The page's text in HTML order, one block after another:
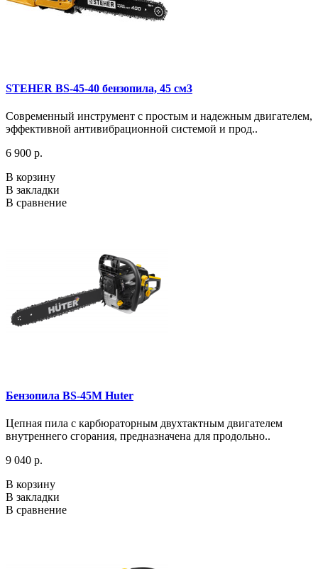
STEHER BS-45-40 бензопила, 45 см3
Современный инструмент с простым и надежным двигателем,
эффективной антивибрационной системой и прод..
6 900 р.
В корзину
В закладки
В сравнение
Бензопила BS-45M Huter
Цепная пила с карбюраторным двухтактным двигателем
внутреннего сгорания, предназначена для продольно..
9 040 р.
В корзину
В закладки
В сравнение